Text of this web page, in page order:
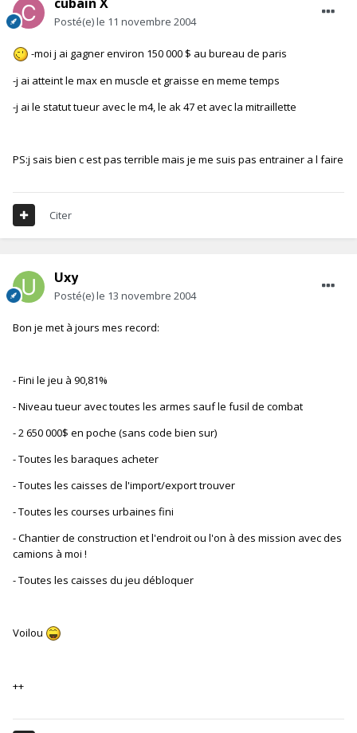
Posté(e)le 11 novembre 2004
-moi j ai gagner environ 150 000 $ au bureau de paris
-j ai atteint le max en muscle et graisse en meme temps
-j ai le statut tueur avec le m4, le ak 47 et avec la mitraillette
PS:j sais bien c est pas terrible mais je me suis pas entrainer a l faire
Citer
Uxy
Posté(e)le 13 novembre 2004
Bon je met à jours mes record:
- Fini le jeu à 90,81%
- Niveau tueur avec toutes les armes sauf le fusil de combat
- 2 650 000$ en poche (sans code bien sur)
- Toutes les baraques acheter
- Toutes les caisses de l'import/export trouver
- Toutes les courses urbaines fini
- Chantier de construction et l'endroit ou l'on à des mission avec des
camions à moi !
- Toutes les caisses du jeu débloquer
Voilou
++